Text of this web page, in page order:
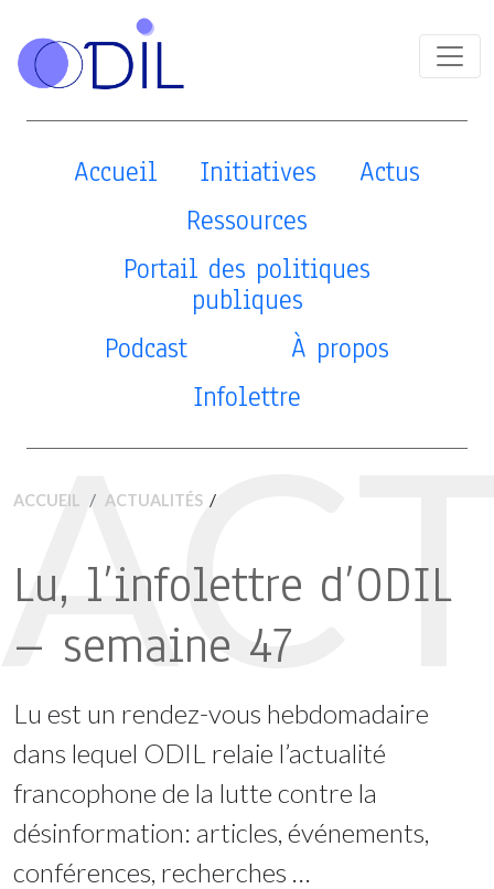
Accueil Initiatives
Actus
Ressources
Portail des politiques
publiques
Podcast
À propos
Infolettre
ACCUEIL ACTUALITÉS /
Lu, l’infolettre d’ODIL
– semaine 47
Lu est un rendez-vous hebdomadaire
dans lequel ODIL relaie l’actualité
francophone de la lutte contre la
désinformation: articles, événements,
conférences, recherches …